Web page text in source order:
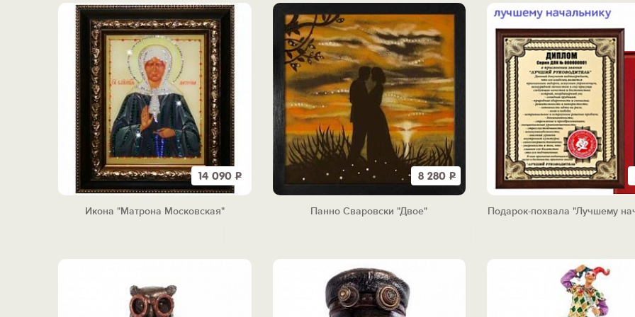
14 090Р
Икона "Матрона Московская"
8 280 Р
Панно Сваровски "Двое" Подарок-похвала "Лучшему